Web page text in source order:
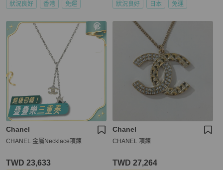
狀況良好 香港 免運 狀況良好 日本 免運
Chanel
CHANEL 金屬Necklace項鍊
TWD 23,633
Chanel
CHANEL 項鍊
TWD 27,264